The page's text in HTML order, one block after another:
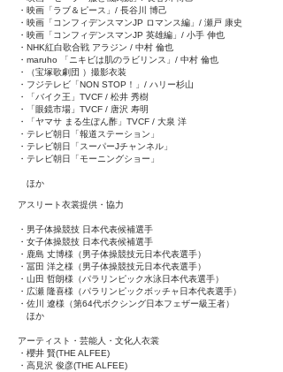
・映画「ラブ＆ピース」/ 長谷川 博己
・映画「コンフィデンスマンJP ロマンス編」/ 瀬戸 康史
・映画「コンフィデンスマンJP 英雄編」/ 小手 伸也
・NHK紅白歌合戦 アラジン / 中村 倫也​
・maruho 「ニキビは肌のラビリンス」/ 中村 倫也​
・（宝塚歌劇団 ）撮影衣装
・フジテレビ「NON STOP！」/ ハリー杉山
・「バイク王」TVCF / 松井 秀樹
・「眼鏡市場」TVCF / 唐沢 寿明
・「ヤマサ まる生ぽん酢」TVCF / 大泉 洋
・テレビ朝日「報道ステーション」
・テレビ朝日「スーパーJチャンネル」
・テレビ朝日「モーニングショー」
ほか
アスリート衣裳提供・協力
・男子体操競技 日本代表候補選手
・女子体操競技 日本代表候補選手
・鹿島 丈博様（男子体操競技元日本代表選手）
・冨田 洋之様（男子体操競技元日本代表選手）
・山田 哲朗様（パラリンピック水泳日本代表選手）
・広瀬 隆喜様（パラリンピックボッチャ日本代表選手）
・佐川 遼様（第64代ボクシング日本フェザー級王者）
ほか
アーティスト・芸能人・文化人衣裳
・櫻井 賢(THE ALFEE)
・高見沢 俊彦(THE ALFEE)